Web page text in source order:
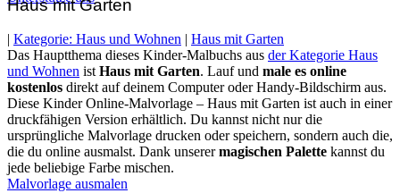
Haus mit Garten
| Kategorie: Haus und Wohnen | Haus mit Garten
Das Hauptthema dieses Kinder-Malbuchs aus der Kategorie Haus
und Wohnen istHaus mit Garten. Lauf und male es online
kostenlos direkt auf deinem Computer oder Handy-Bildschirm aus.
Diese Kinder Online-Malvorlage – Haus mit Garten ist auch in einer
druckfähigen Version erhältlich. Du kannst nicht nur die
ursprüngliche Malvorlage drucken oder speichern, sondern auch die,
die du online ausmalst. Dank unserermagischen Palette kannst du
jede beliebige Farbe mischen.
Malvorlage ausmalen